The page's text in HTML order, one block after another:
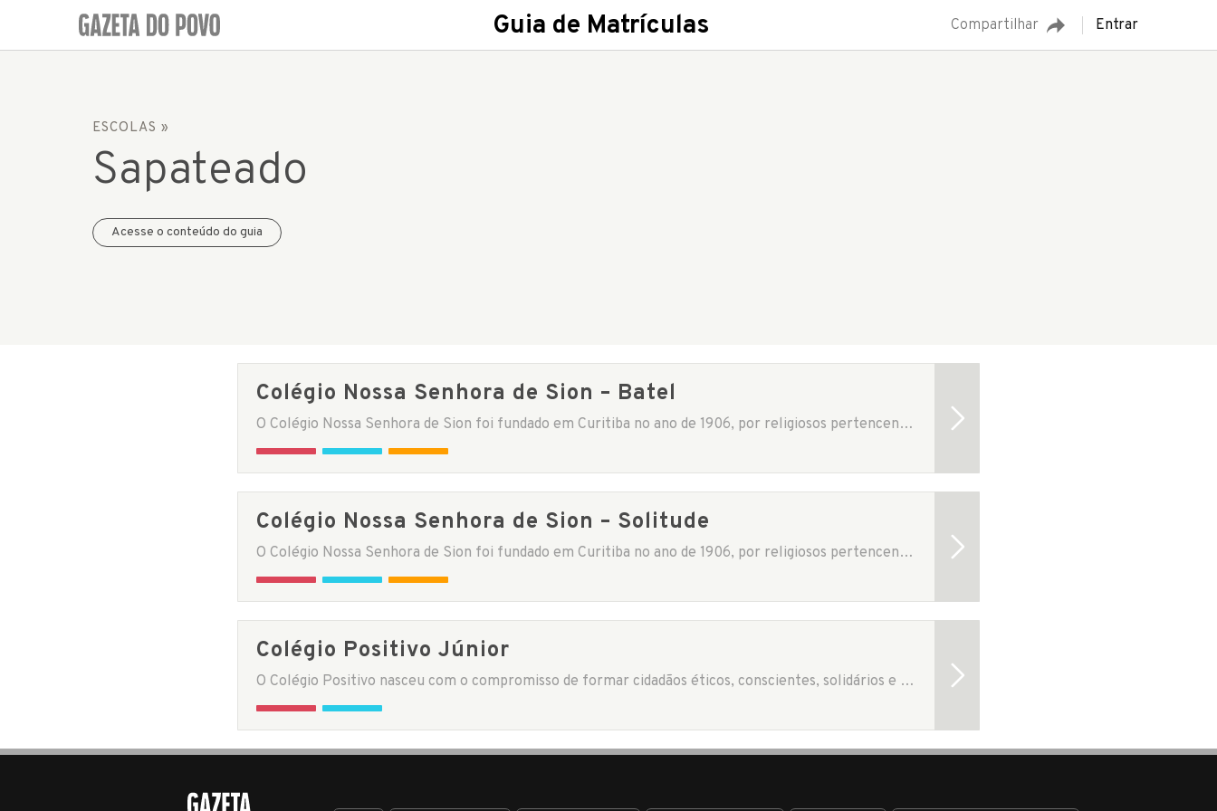
Compartilhar Entrar
Guia de Matrículas
ESCOLAS »
Sapateado
Acesse o conteúdo do guia
Colégio Nossa Senhora de Sion – Batel
O Colégio Nossa Senhora de Sion foi fundado em Curitiba no ano de 1906, por religiosos pertencentes à Congregação de Nossa Senhora de Sion, do Rio de Janeiro. Utilizam a…
Colégio Nossa Senhora de Sion – Solitude
O Colégio Nossa Senhora de Sion foi fundado em Curitiba no ano de 1906, por religiosos pertencentes à Congregação de Nossa Senhora de Sion, do Rio de Janeiro. Utilizam a…
Colégio Positivo Júnior
O Colégio Positivo nasceu com o compromisso de formar cidadãos éticos, conscientes, solidários e preparados para o futuro. De um conceituado curso pré-vestibular, transformou-se em um colégio voltado para o…